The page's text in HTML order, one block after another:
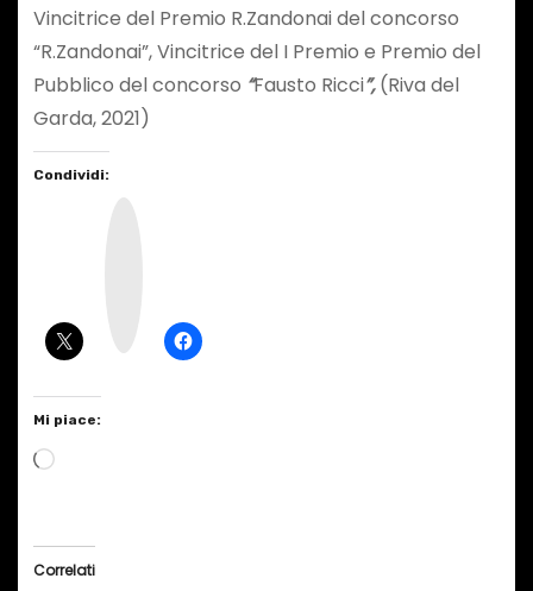
Vincitrice del Premio R.Zandonai del concorso
“R.Zandonai”, Vincitrice del I Premio e Premio del
Pubblico del concorso “Fausto Ricci”,(Riva del
Garda, 2021)
Condividi:
Mi piace:
C
Correlati